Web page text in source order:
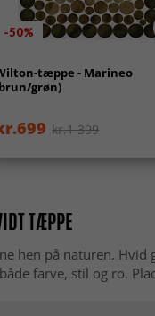
-50%
tæppe - Marineo
grøn)
kr.1 399
TÆPPE
hen på naturen.
farve, stil og ro.